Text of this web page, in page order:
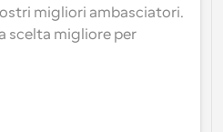
migliori ambasciatori.
scelta migliore per